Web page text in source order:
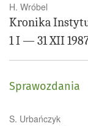
H. Wróbel
Kronika
1 I — 31 XII
Sprawozdania
S. Urbańczyk